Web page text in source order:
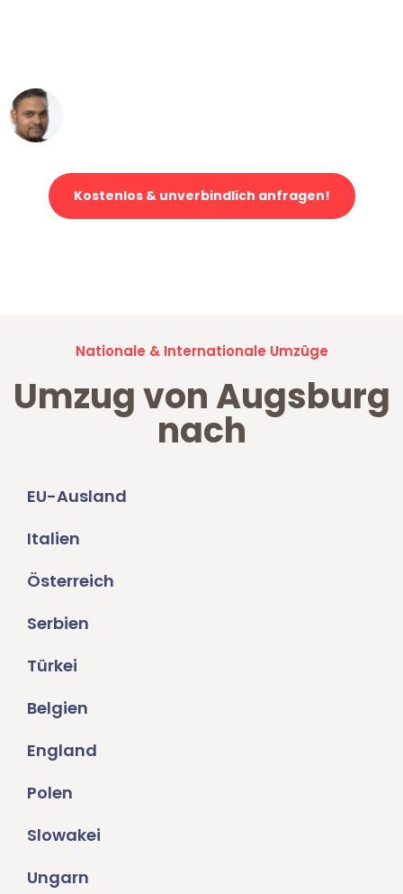
Kostenlos & unverbindlich anfragen!
Nationale & Internationale Umzüge
Umzug von Augsburg
nach
EU-Ausland
Italien
Österreich
Serbien
Türkei
Belgien
England
Polen
Slowakei
Ungarn